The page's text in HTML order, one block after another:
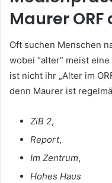
Maurer ORF
Oft suchen Menschen
wobei “alter” meist
ist nicht ihr „Alter im
denn Maurer ist
ZiB 2,
Report,
Im Zentrum,
Hohes Haus